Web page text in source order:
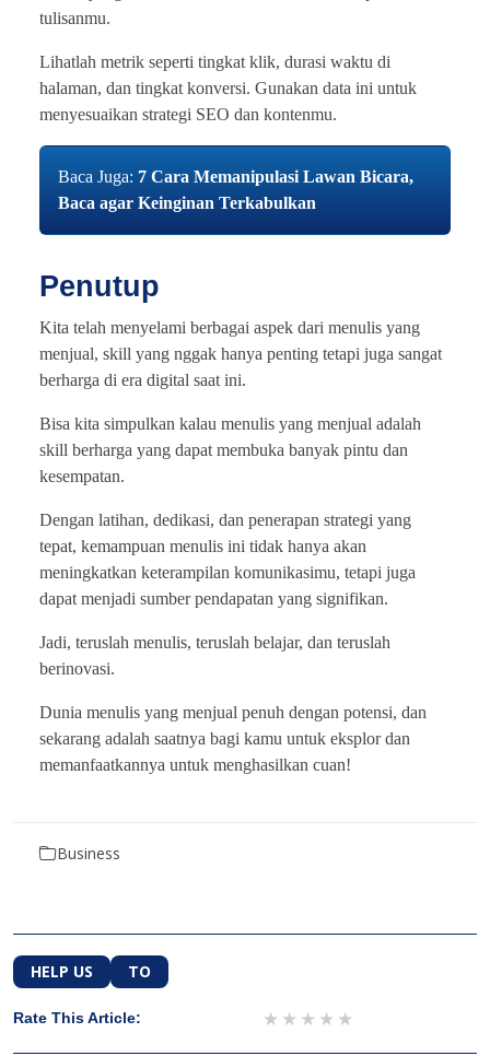
tulisanmu.
Lihatlah metrik seperti tingkat klik, durasi waktu di
halaman, dan tingkat konversi. Gunakan data ini untuk
menyesuaikan strategi SEO dan kontenmu.
Baca Juga: 7 Cara Memanipulasi Lawan Bicara,
Baca agar Keinginan Terkabulkan
Penutup
Kita telah menyelami berbagai aspek dari menulis yang
menjual, skill yang nggak hanya penting tetapi juga sangat
berharga di era digital saat ini.
Bisa kita simpulkan kalau menulis yang menjual adalah
skill berharga yang dapat membuka banyak pintu dan
kesempatan.
Dengan latihan, dedikasi, dan penerapan strategi yang
tepat, kemampuan menulis ini tidak hanya akan
meningkatkan keterampilan komunikasimu, tetapi juga
dapat menjadi sumber pendapatan yang signifikan.
Jadi, teruslah menulis, teruslah belajar, dan teruslah
berinovasi.
Dunia menulis yang menjual penuh dengan potensi, dan
sekarang adalah saatnya bagi kamu untuk eksplor dan
memanfaatkannya untuk menghasilkan cuan!
Business
HELP US TO
Rate This Article: 4 stars
3 stars
2 stars
1 star